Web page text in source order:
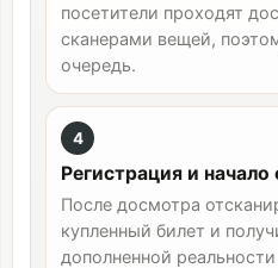
посетители проходят
сканерами вещей,
очередь.
4
Регистрация и
После досмотра
купленный билет и
дополненной